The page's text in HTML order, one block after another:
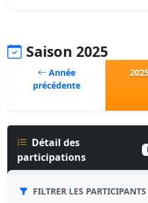
Saison 2025
Année
précédente
Détail des
participations
FILTRER LES PARTICIPANTS